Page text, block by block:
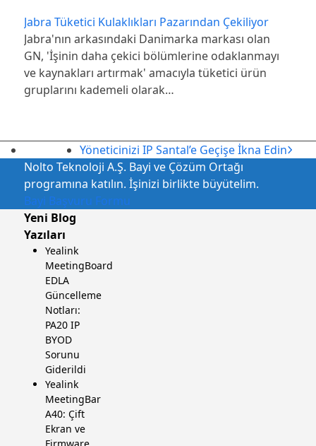
Jabra Tüketici Kulaklıkları Pazarından Çekiliyor
Jabra'nın arkasındaki Danimarka markası olan
GN, 'İşinin daha çekici bölümlerine odaklanmayı
ve kaynakları artırmak' amacıyla tüketici ürün
gruplarını kademeli olarak…
sonraki
gönderi:
Yöneticinizi IP Santal’e Geçişe İkna Edin
Nolto Teknoloji A.Ş. Bayi ve Çözüm Ortağı
programına katılın. İşinizi birlikte büyütelim.
Bayi Başvuru Formu
Yeni Blog
Yazıları
Yealink
MeetingBoard
EDLA
Güncelleme
Notları:
PA20 IP
BYOD
Sorunu
Giderildi
Yealink
MeetingBar
A40: Çift
Ekran ve